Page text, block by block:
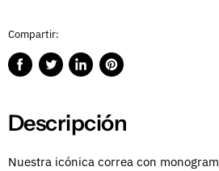
Compartir:
CompartirPublicarCompartirGuardar
Descripción
Nuestra icónica correa con